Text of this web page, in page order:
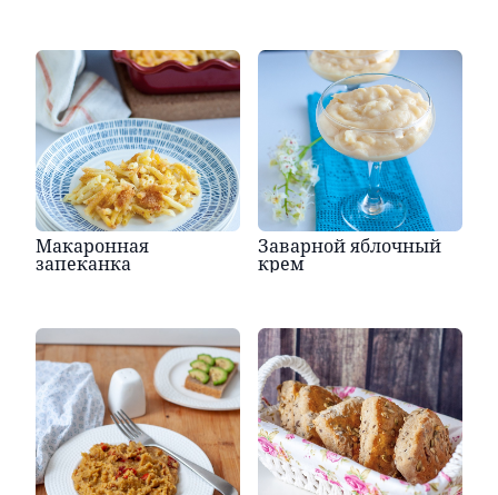
Макаронная
запеканка
Заварной яблочный
крем